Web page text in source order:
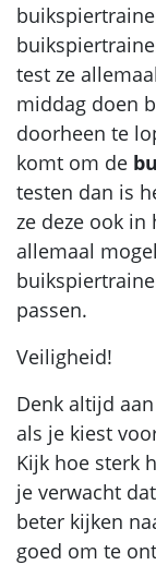
test ze
middag doen
doorheen te
komt om de
testen dan is
ze deze ook
allemaal
passen.
Veiligheid!
Denk altijd
als je kiest
Kijk hoe sterk
je verwacht
beter kijken
goed om te